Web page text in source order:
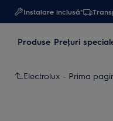
Instalare inclusă*
Produse Preţuri
Electrolux - Prima